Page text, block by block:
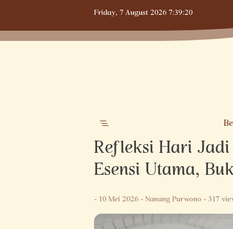
content
Friday,7 August 20267:39:21
Refleksi Hari
Esensi Utama,
-10 Mei 2026-Nanang Purwono- 317